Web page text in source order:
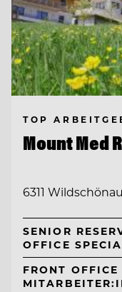
TOP
Mount Med
6311
SENIOR
OFFICE
FRONT OFFICE